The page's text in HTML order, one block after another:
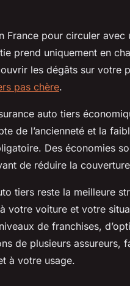
France pour circuler
prend uniquement en
les dégâts sur votre
pas chère.
auto tiers
de l’ancienneté et la
Des économies
de réduire la
tiers reste la meilleure
votre voiture et votre
de franchises,
de plusieurs assureurs,
à votre usage.